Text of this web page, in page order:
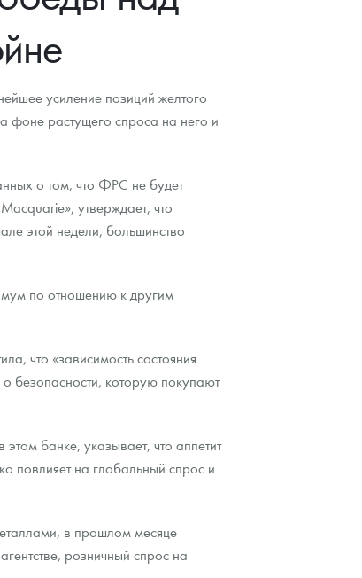
усиление позиций желтого
фоне растущего спроса на него и
о том, что ФРС не будет
утверждает, что
этой недели, большинство
по отношению к другим
что «зависимость состояния
безопасности, которую покупают
банке, указывает, что аппетит
повлияет на глобальный спрос и
в прошлом месяце
розничный спрос на